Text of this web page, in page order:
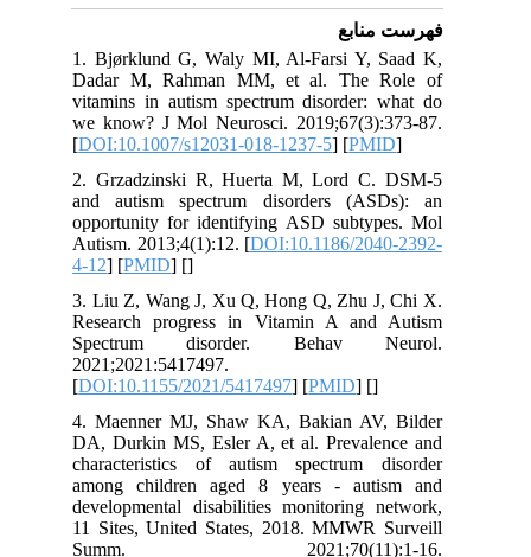
1. Bjørklund G, Waly MI, Al-Farsi Y,
Dadar M, Rahman MM, et al.
vitamins in autism spectrum disorder:
we know? J Mol Neurosci.
[DOI:10.1007/s12031-018-1237-5
2. Grzadzinski R, Huerta M, Lord
and autism spectrum disorders
opportunity for identifying ASD
Autism. 2013;4(1):12. [DOI:10.1186/
3. Liu Z, Wang J, Xu Q, Hong Q, Zhu
Research progress in Vitamin A
Spectrum disorder. Behav
2021;2021:5417497.
[DOI:10.1155/2021/5417497
4. Maenner MJ, Shaw KA, Bakian
DA, Durkin MS, Esler A, et al.
characteristics of autism spectrum
among children aged 8 years -
developmental disabilities monitoring
11 Sites, United States, 2018.
Summ.